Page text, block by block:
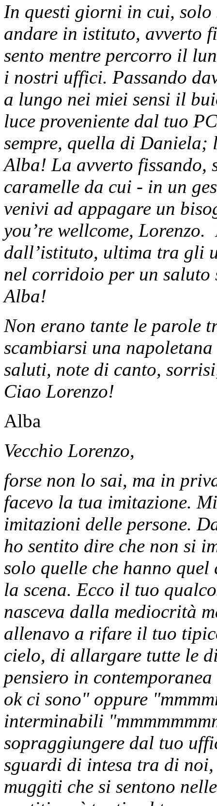
In questi giorni in cui, solo
andare in istituto, avverto
sento mentre percorro il
i nostri uffici. Passando
a lungo nei miei sensi il
luce proveniente dal tuo
sempre, quella di Daniela;
Alba! La avverto
caramelle da cui - in un
venivi ad appagare un
you’re wellcome,
dall’istituto, ultima tra gli
nel corridoio per un saluto
Alba!
Non erano tante le parole
scambiarsi una
saluti, note di canto,
Ciao Lorenzo!
Alba
Vecchio Lorenzo,
forse non lo sai, ma in
facevo la tua imitazione.
imitazioni delle persone.
ho sentito dire che non si
solo quelle che hanno
la scena. Ecco il tuo
nasceva dalla mediocrità
allenavo a rifare il tuo
cielo, di allargare tutte le
pensiero in
ok ci sono" oppure
interminabili
sopraggiungere dal tuo
sguardi di intesa tra di
muggiti che si sentono